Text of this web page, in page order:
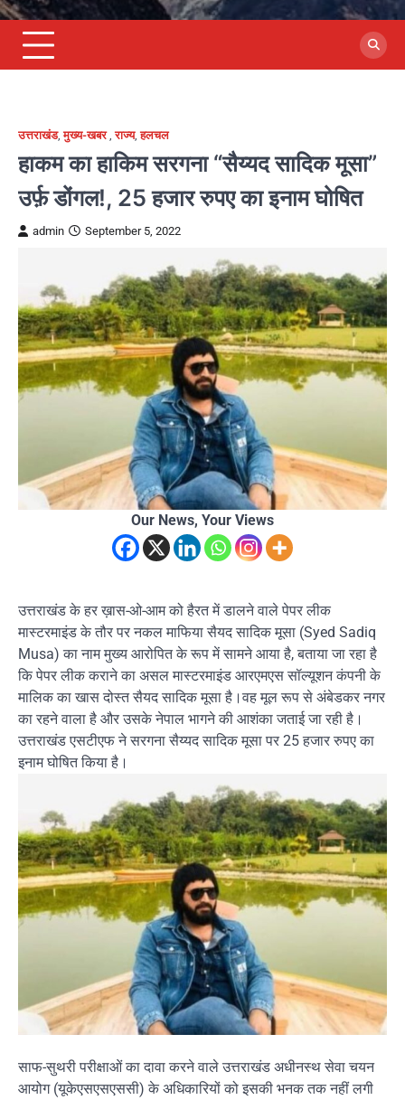
उत्तराखंड,मुख्य-खबर,राज्य,हलचल
हाकम का हाकिम सरगना “सैय्यद सादिक मूसा”
उर्फ़ डोंगल!, 25 हजार रुपए का इनाम घोषित
admin September 5, 2022
Our News, Your Views
उत्तराखंड के हर ख़ास-ओ-आम को हैरत में डालने वाले पेपर लीक
मास्टरमाइंड के तौर पर नकल माफिया सैयद सादिक मूसा (Syed Sadiq
Musa) का नाम मुख्य आरोपित के रूप में सामने आया है, बताया जा रहा है
कि पेपर लीक कराने का असल मास्टरमाइंड आरएमएस सॉल्यूशन कंपनी के
मालिक का खास दोस्त सैयद सादिक मूसा है।वह मूल रूप से अंबेडकर नगर
का रहने वाला है और उसके नेपाल भागने की आशंका जताई जा रही है।
उत्तराखंड एसटीएफ ने सरगना सैय्यद सादिक मूसा पर 25 हजार रुपए का
इनाम घोषित किया है।
साफ-सुथरी परीक्षाओं का दावा करने वाले उत्तराखंड अधीनस्थ सेवा चयन
आयोग (यूकेएसएसएससी) के अधिकारियों को इसकी भनक तक नहीं लगी